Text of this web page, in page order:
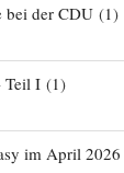
bei der CDU(1)
Teil I(1)
im April 2026